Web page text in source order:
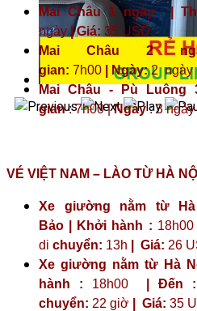
Mai Châu 1 ngày |
ngày | Giá: 35 USD
Mai Châu 2
gian: 7h00 | Ngày:2 ngày
Mai Châu - Pù Luông
gian: 7h00 |Ngày: 3
VÉ VIỆT NAM – LÀO TỪ HÀ NỘI
Xe giường nằm từ
Bảo | Khởi hành : 18h00
di chuyển: 13h Giá: 26
Xe giường nằm từ Hà
hành : 18h00 | Đến :
chuyển: 22 giờ | Giá: 35